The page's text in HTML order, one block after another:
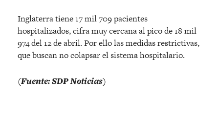
Inglaterra tiene 17 mil 709 pacientes
hospitalizados, cifra muy cercana al pico de 18 mil
974 del 12 de abril. Por ello las medidas restrictivas,
que buscan no colapsar el sistema hospitalario.
(Fuente: SDP Noticias)